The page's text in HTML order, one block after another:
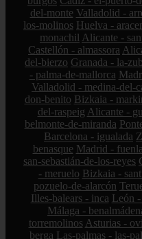
del-monte Valladolid -
los-molinos Huelva -
monachil Alicante -
Castellón - almassora
del-bierzo Granada - la-
- palma-de-mallorca
Valladolid - medina-del-
don-benito Bizkaia -
del-raspeig Alicante -
belmonte-de-miranda
Barcelona - igualada
benasque Madrid -
san-sebastián-de-los-reyes
- meruelo Bizkaia -
pozuelo-de-alarcón
Illes-balears - inca León -
Málaga -
torremolinos Asturias -
berga Las-palmas - las-